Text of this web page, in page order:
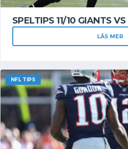
SPELTIPS 11/10 GIANTS
LÄS MER
NFL TIPS